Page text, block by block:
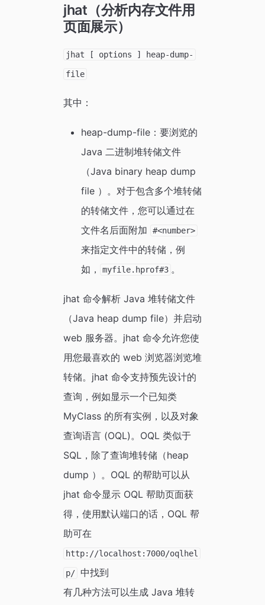
jhat（分析内存文件用
页面展示）
jhat [ options ] heap-dump-
file
其中：
heap-dump-file：要浏览的
Java 二进制堆转储文件
（Java binary heap dump
file ）。对于包含多个堆转储
的转储文件，您可以通过在
文件名后面附加
#<number>
来指定文件中的转储，例
如，
myfile.hprof#3 。
jhat 命令解析 Java 堆转储文件
（Java heap dump file）并启动
web 服务器。jhat 命令允许您使
用您最喜欢的 web 浏览器浏览堆
转储。jhat 命令支持预先设计的
查询，例如显示一个已知类
MyClass 的所有实例，以及对象
查询语言 (OQL)。OQL 类似于
SQL，除了查询堆转储（heap
dump ）。OQL 的帮助可以从
jhat 命令显示 OQL 帮助页面获
得，使用默认端口的话，OQL 帮
助可在
http://localhost:7000/oqlhel
p/
中找到
有几种方法可以生成 Java 堆转